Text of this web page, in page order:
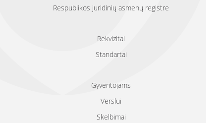
Respublikos juridinių asmenų registre
Rekvizitai
Standartai
Gyventojams
Verslui
Skelbimai